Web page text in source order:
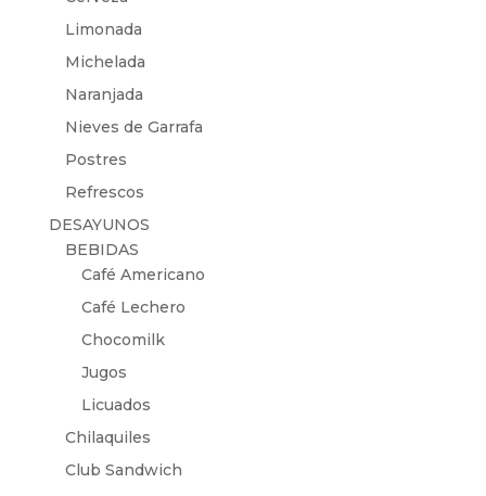
Limonada
Michelada
Naranjada
Nieves de Garrafa
Postres
Refrescos
DESAYUNOS
BEBIDAS
Café Americano
Café Lechero
Chocomilk
Jugos
Licuados
Chilaquiles
Club Sandwich